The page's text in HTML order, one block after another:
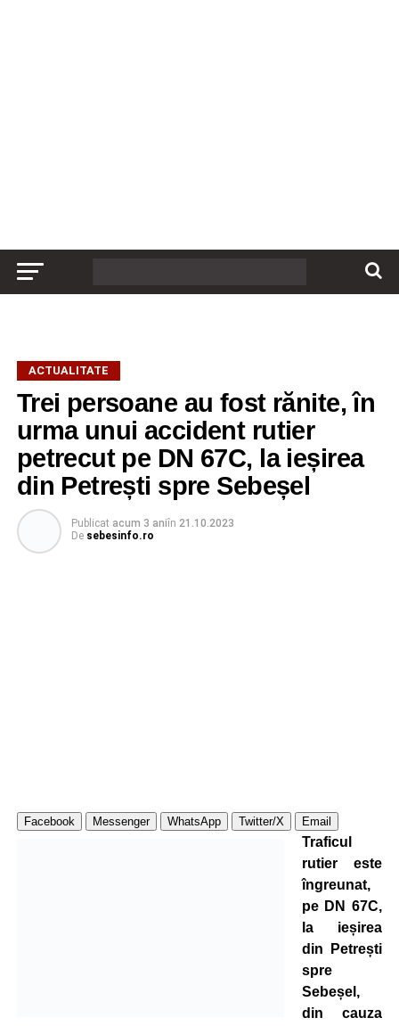
ACTUALITATE
Trei persoane au fost rănite, în
urma unui accident rutier
petrecut pe DN 67C, la ieșirea
din Petrești spre Sebeșel
Publicat acum 3 aniîn 21.10.2023
De sebesinfo.ro
Facebook Messenger WhatsApp Twitter/X Email
Traficul
rutier este
îngreunat,
pe DN 67C,
la ieșirea
din Petrești
spre
Sebeșel,
din cauza